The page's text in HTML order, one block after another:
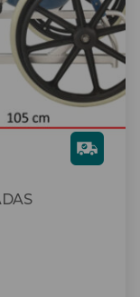
Gra
tis